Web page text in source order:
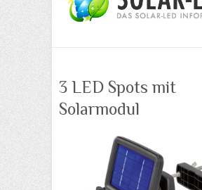
3 LED Spots mit
Solarmodul